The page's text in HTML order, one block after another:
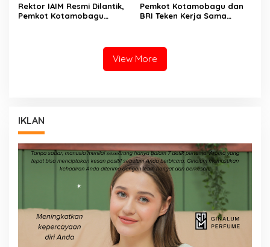
Rektor IAIM Resmi Dilantik,
Pemkot Kotamobagu
Pemkot Kotamobagu dan
BRI Teken Kerja Sama
View More
IKLAN